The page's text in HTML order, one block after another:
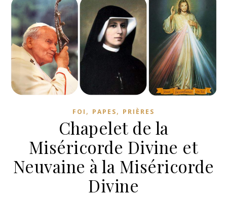
FOI , PAPES, PRIÈRES
Chapelet de la
Miséricorde Divine et
Neuvaine à la Miséricorde
Divine